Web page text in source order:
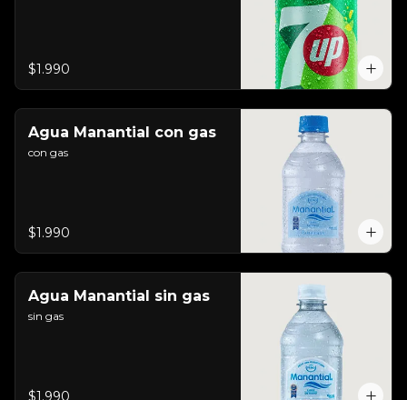
$1.990
Agua Manantial con gas
con gas
$1.990
Agua Manantial sin gas
sin gas
$1.990